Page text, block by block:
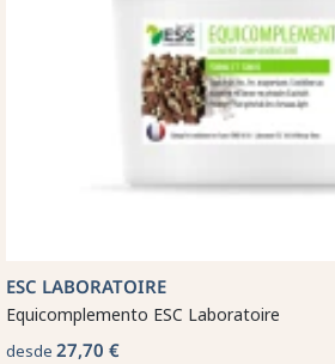
ESC LABORATOIRE
Equicomplemento ESC Laboratoire
desde 27,70 €